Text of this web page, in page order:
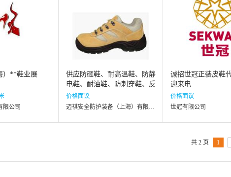
）**鞋业展
限公司
供应防砸鞋、耐高温鞋、防静
电鞋、耐油鞋、防刺穿鞋、反
毛皮鞋、绝缘鞋，防寒鞋、防
滑鞋，印度进口头层牛皮，透
价格面议
迈祺安全防护装备（上海）有限公司
诚招世冠正装皮鞋
迎来电
价格面议
世冠有限公司
共 2 页 1